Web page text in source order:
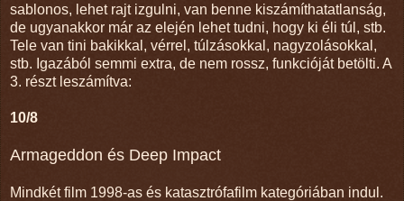
sablonos, lehet rajt izgulni, van benne kiszámíthatatlanság,
de ugyanakkor már az elején lehet tudni, hogy ki éli túl, stb.
Tele van tini bakikkal, vérrel, túlzásokkal, nagyzolásokkal,
stb. Igazából semmi extra, de nem rossz, funkcióját betölti. A
3. részt leszámítva:
10/8
Armageddon és Deep Impact
Mindkét film 1998-as és katasztrófafilm kategóriában indul.